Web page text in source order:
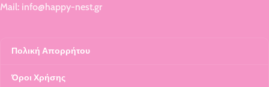
Mail: info@happy-nest.gr
Πολική Απορρήτου
Όροι Χρήσης